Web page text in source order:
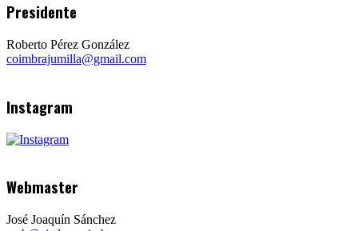
Presidente
Roberto Pérez González
coimbrajumilla@gmail.com
Instagram
Webmaster
José Joaquín Sánchez